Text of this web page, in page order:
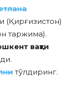
(Қирғизистон)
таржима).
вақти
тўлдиринг.